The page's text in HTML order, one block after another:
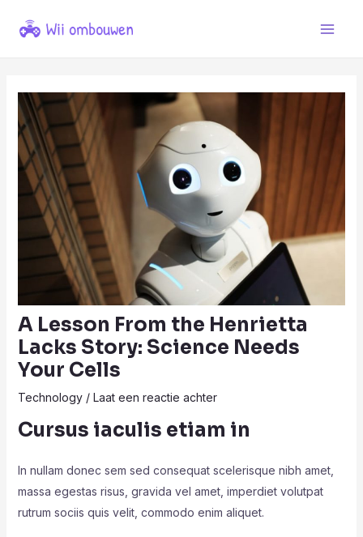
naar
A Lesson From the Henrietta
Lacks Story: Science Needs
Your Cells
Technology/ Laat een reactie achter
Cursus iaculis etiam in
In nullam donec sem sed consequat scelerisque nibh amet,
massa egestas risus, gravida vel amet, imperdiet volutpat
rutrum sociis quis velit, commodo enim aliquet.